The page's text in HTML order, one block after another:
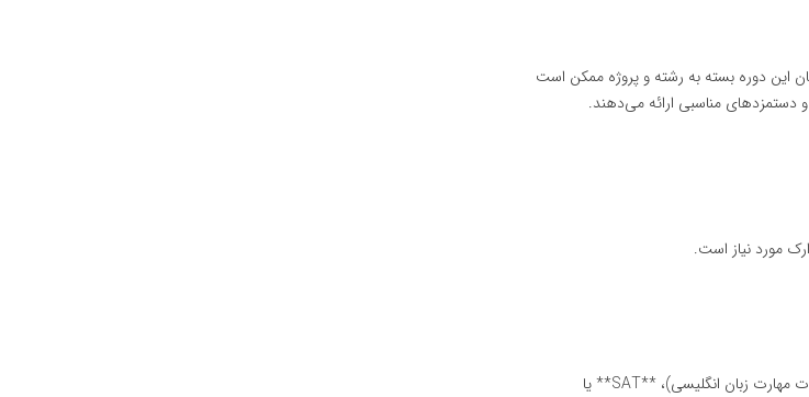
این دوره بسته به رشته و پروژه ممکن است
مورد نیاز است.
اغلب دانشگاه‌های آمریکا نیاز به نمرات آزمون‌هایی مانند **TOEFL** یا **IELTS** (برای اثبات مهارت زبان انگلیسی)، **SAT** یا